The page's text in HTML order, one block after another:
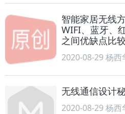
智能家居无线
WIFI、蓝牙、
之间优缺点比
2020-08-29杨西
无线通信设计
2020-08-29杨西